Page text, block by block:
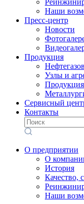
Наши
Пресс-центр
Новости
Продукция
Узлы и
Сервисный
Контакты
О предприятии
О
История
Качество,
Наши